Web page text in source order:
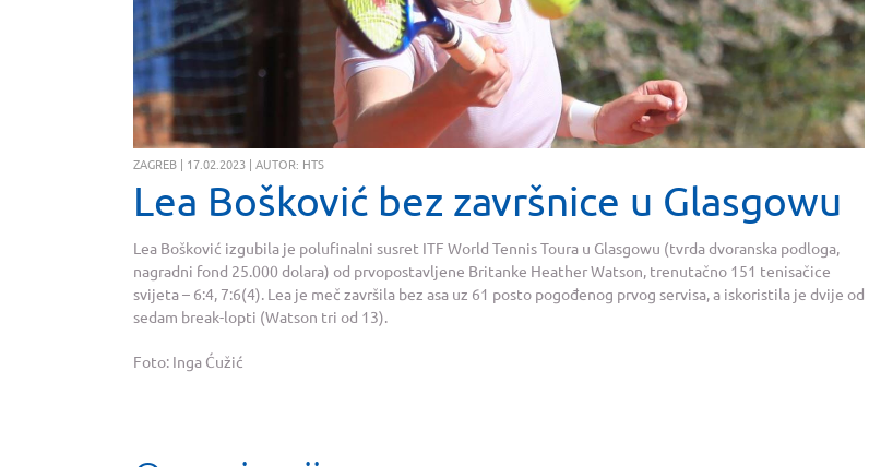
ZAGREB | 17.02.2023 | AUTOR: HTS
Lea Bošković bez završnice u Glasgowu
Lea Bošković izgubila je polufinalni susret ITF World Tennis Toura u Glasgowu (tvrda dvoranska podloga,
nagradni fond 25.000 dolara) od prvopostavljene Britanke Heather Watson, trenutačno 151 tenisačice
svijeta – 6:4, 7:6(4). Lea je meč završila bez asa uz 61 posto pogođenog prvog servisa, a iskoristila je dvije od
sedam break-lopti (Watson tri od 13).
Foto: Inga Ćužić